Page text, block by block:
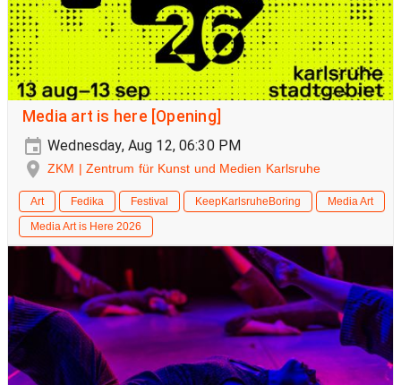
Media art is here [Opening]
Wednesday, Aug 12, 06:30 PM
ZKM | Zentrum für Kunst und Medien Karlsruhe
Art Fedika Festival KeepKarlsruheBoring
Media Art
Media Art is Here 2026